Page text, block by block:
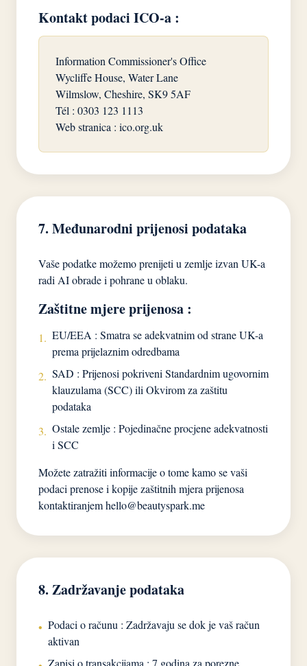
Kontakt podaci ICO-a :
Information Commissioner's Office
Wycliffe House, Water Lane
Wilmslow, Cheshire, SK9 5AF
Tél : 0303 123 1113
Web stranica : ico.org.uk
7. Međunarodni prijenosi podataka
Vaše podatke možemo prenijeti u zemlje izvan UK-a
radi AI obrade i pohrane u oblaku.
Zaštitne mjere prijenosa :
1. EU/EEA : Smatra se adekvatnim od strane UK-a
prema prijelaznim odredbama
2. SAD : Prijenosi pokriveni Standardnim ugovornim
klauzulama (SCC) ili Okvirom za zaštitu
podataka
3. Ostale zemlje : Pojedinačne procjene adekvatnosti
i SCC
Možete zatražiti informacije o tome kamo se vaši
podaci prenose i kopije zaštitnih mjera prijenosa
kontaktiranjemhello@beautyspark.me
8. Zadržavanje podataka
• Podaci o računu : Zadržavaju se dok je vaš račun
aktivan
Zapisi o transakcijama : 7 godina za porezne,